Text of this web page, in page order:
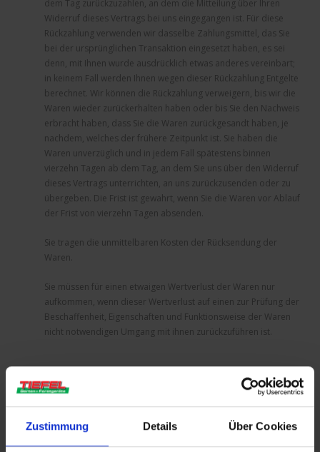
Zustimmung Details Über Cookies
dem Tag zurückzuzahlen, an dem die Mitteilung über Ihren
Widerruf dieses Vertrags bei uns eingegangen ist. Für diese
Rückzahlung verwenden wir dasselbe Zahlungsmittel, das Sie
bei der ursprünglichen Transaktion eingesetzt haben, es sei
denn, mit Ihnen wurde ausdrücklich etwas anderes vereinbart;
in keinem Fall werden Ihnen wegen dieser Rückzahlung Entgelte
berechnet. Wir können die Rückzahlung verweigern, bis wir die
Waren wieder zurückerhalten haben oder bis Sie den Nachweis
erbracht haben, dass Sie die Waren zurückgesandt haben, je
nachdem, welches der frühere Zeitpunkt ist. Sie haben die
Waren unverzüglich und in jedem Fall spätestens binnen
vierzehn Tagen ab dem Tag, an dem Sie uns über den Widerruf
dieses Vertrags unterrichten, an uns zurückzusenden oder zu
übergeben. Die Frist ist gewahrt, wenn Sie die Waren vor Ablauf
der Frist von vierzehn Tagen absenden.
Sie tragen die unmittelbaren Kosten der Rücksendung der
Waren.
Sie müssen für einen etwaigen Wertverlust der Waren nur
aufkommen, wenn dieser Wertverlust auf einen zur Prüfung der
Beschaffenheit, Eigenschaften und Funktionsweise der Waren
nicht notwendigen Umgang mit ihnen zurückzuführen ist.
Dieses Dokument wurde erstellt und wird aktualisiert mit der
Technologie derjanolaw GmbH.